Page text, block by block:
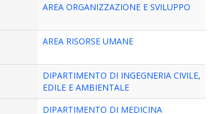
AREA ORGANIZZAZIONE E SVILUPPO
AREA RISORSE UMANE
DIPARTIMENTO DI INGEGNERIA CIVILE,
EDILE E AMBIENTALE
DIPARTIMENTO DI MEDICINA